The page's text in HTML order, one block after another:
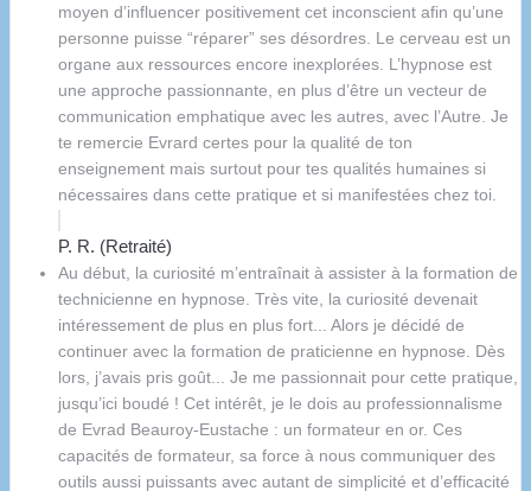
moyen d’influencer positivement cet inconscient afin qu’une
personne puisse “réparer” ses désordres. Le cerveau est un
organe aux ressources encore inexplorées. L’hypnose est
une approche passionnante, en plus d’être un vecteur de
communication emphatique avec les autres, avec l’Autre. Je
te remercie Evrard certes pour la qualité de ton
enseignement mais surtout pour tes qualités humaines si
nécessaires dans cette pratique et si manifestées chez toi.
P. R. (Retraité)
Au début, la curiosité m’entraînait à assister à la formation de
technicienne en hypnose. Très vite, la curiosité devenait
intéressement de plus en plus fort... Alors je décidé de
continuer avec la formation de praticienne en hypnose. Dès
lors, j’avais pris goût... Je me passionnait pour cette pratique,
jusqu’ici boudé ! Cet intérêt, je le dois au professionnalisme
de Evrad Beauroy-Eustache : un formateur en or. Ces
capacités de formateur, sa force à nous communiquer des
outils aussi puissants avec autant de simplicité et d’efficacité